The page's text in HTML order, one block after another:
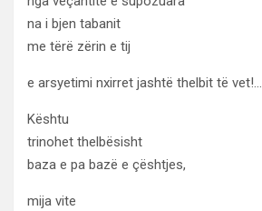
na i bjen tabanit
me tërë zërin e tij
e arsyetimi nxirret jashtë thelbit të vet!…
Kështu
trinohet thelbësisht
baza e pa bazë e çështjes,
mija vite